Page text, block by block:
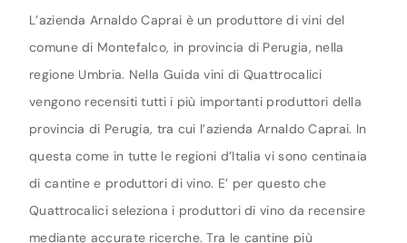
L’azienda Arnaldo Caprai è un produttore di vini del
comune di Montefalco, in provincia di Perugia, nella
regione Umbria. Nella Guida vini di Quattrocalici
vengono recensiti tutti i più importanti produttori della
provincia di Perugia, tra cui l’azienda Arnaldo Caprai. In
questa come in tutte le regioni d’Italia vi sono centinaia
di cantine e produttori di vino. E’ per questo che
Quattrocalici seleziona i produttori di vino da recensire
mediante accurate ricerche. Tra le cantine più